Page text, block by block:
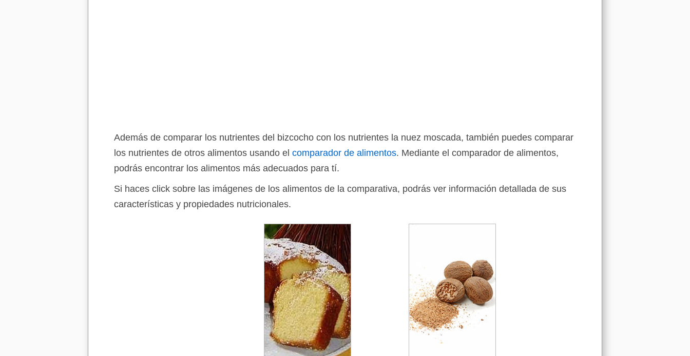
Además de comparar los nutrientes del bizcocho con los nutrientes la nuez moscada, también puedes comparar
los nutrientes de otros alimentos usando el comparador de alimentos. Mediante el comparador de alimentos,
podrás encontrar los alimentos más adecuados para tí.
Si haces click sobre las imágenes de los alimentos de la comparativa, podrás ver información detallada de sus
características y propiedades nutricionales.